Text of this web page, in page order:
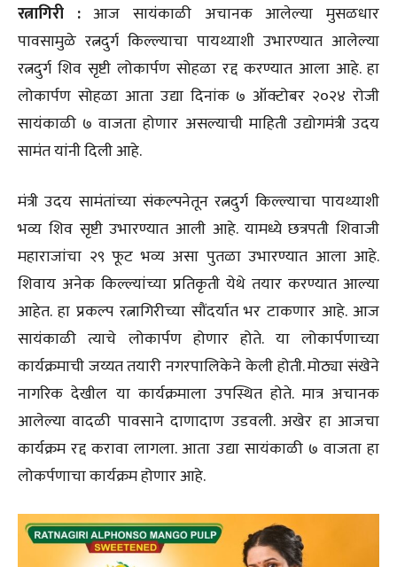
रत्नागिरी :आज सायंकाळी अचानक आलेल्या मुसळधार
पावसामुळे रत्नदुर्ग किल्ल्याचा पायथ्याशी उभारण्यात आलेल्या
रत्नदुर्ग शिव सृष्टी लोकार्पण सोहळा रद्द करण्यात आला आहे. हा
लोकार्पण सोहळा आता उद्या दिनांक ७ ऑक्टोबर २०२४ रोजी
सायंकाळी ७ वाजता होणार असल्याची माहिती उद्योगमंत्री उदय
सामंत यांनी दिली आहे.
मंत्री उदय सामंतांच्या संकल्पनेतून रत्नदुर्ग किल्ल्याचा पायथ्याशी
भव्य शिव सृष्टी उभारण्यात आली आहे. यामध्ये छत्रपती शिवाजी
महाराजांचा २९ फूट भव्य असा पुतळा उभारण्यात आला आहे.
शिवाय अनेक किल्ल्यांच्या प्रतिकृती येथे तयार करण्यात आल्या
आहेत. हा प्रकल्प रत्नागिरीच्या सौंदर्यात भर टाकणार आहे. आज
सायंकाळी त्याचे लोकार्पण होणार होते. या लोकार्पणाच्या
कार्यक्रमाची जय्यत तयारी नगरपालिकेने केली होती. मोठ्या संखेने
नागरिक देखील या कार्यक्रमाला उपस्थित होते. मात्र अचानक
आलेल्या वादळी पावसाने दाणादाण उडवली. अखेर हा आजचा
कार्यक्रम रद्द करावा लागला. आता उद्या सायंकाळी ७ वाजता हा
लोकर्पणाचा कार्यक्रम होणार आहे.